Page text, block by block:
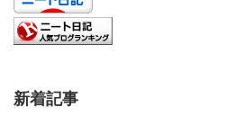
新着記事